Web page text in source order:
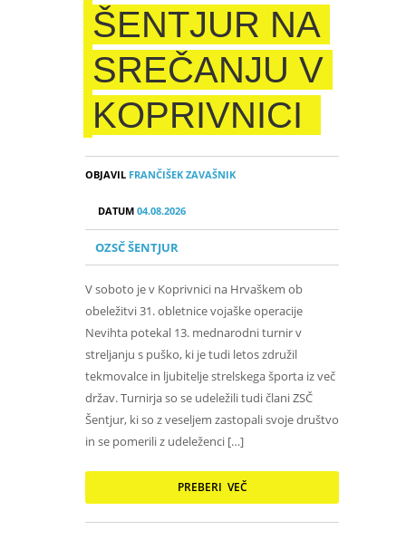
ŠENTJUR NA
SREČANJU V
KOPRIVNICI
OBJAVIL FRANČIŠEK ZAVAŠNIK
DATUM 04.08.2026
OZSČ ŠENTJUR
V soboto je v Koprivnici na Hrvaškem ob
obeležitvi 31. obletnice vojaške operacije
Nevihta potekal 13. mednarodni turnir v
streljanju s puško, ki je tudi letos združil
tekmovalce in ljubitelje strelskega športa iz več
držav. Turnirja so se udeležili tudi člani ZSČ
Šentjur, ki so z veseljem zastopali svoje društvo
in se pomerili z udeleženci […]
PREBERI VEČ